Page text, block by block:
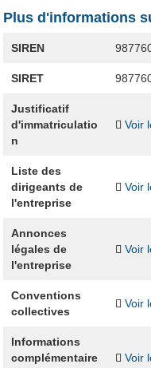
Plus d'informations
SIREN
SIRET
Justificatif
d'immatriculatio
n
Voir
Liste des
dirigeants de
l'entreprise
Voir
Annonces
légales de
l'entreprise
Voir
Conventions
collectives
Voir
Informations
complémentaire
Voir